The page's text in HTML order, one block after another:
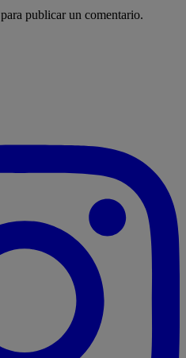
para publicar un comentario.